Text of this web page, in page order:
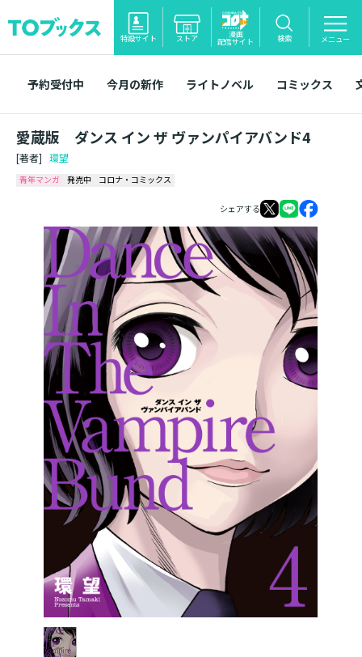
特設サイト ストア 漫画
配信サイト 検索 メニュー
予約受付中 今月の新作 ライトノベル コミックス
愛蔵版 ダンス イン ザ ヴァンパイアバンド4
[著者] 環望
青年マンガ 発売中 コロナ・コミックス
シェアする